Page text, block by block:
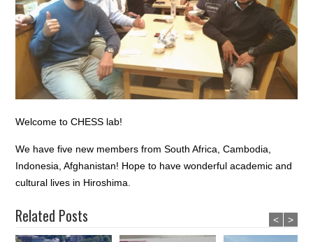
Welcome to CHESS lab!
We have five new members from South Africa, Cambodia,
Indonesia, Afghanistan! Hope to have wonderful academic and
cultural lives in Hiroshima.
Related Posts < >